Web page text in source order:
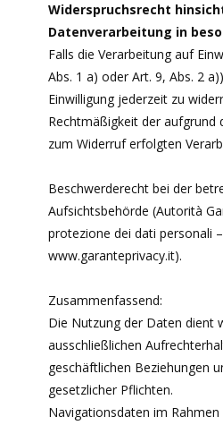
Widerspruchsrecht
Datenverarbeitung in
Falls die Verarbeitung auf
Abs. 1 a) oder Art. 9, Abs. 2
Einwilligung jederzeit zu
Rechtmäßigkeit der aufgrund
zum Widerruf erfolgten
Beschwerderecht bei der
Aufsichtsbehörde (Autorità
protezione dei dati personali –
www.garanteprivacy.it).
Zusammenfassend:
Die Nutzung der Daten dient
ausschließlichen
geschäftlichen Beziehungen
gesetzlicher Pflichten.
Navigationsdaten im